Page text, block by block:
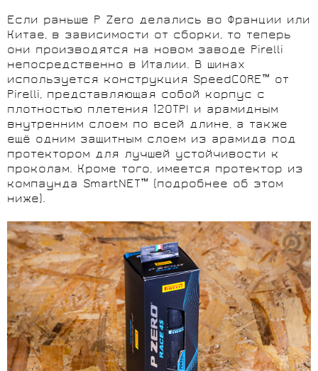
Если раньше P Zero делались во Франции или
Китае, в зависимости от сборки, то теперь
они производятся на новом заводе Pirelli
непосредственно в Италии. В шинах
используется конструкция SpeedCORE™ от
Pirelli, представляющая собой корпус с
плотностью плетения 120TPI и арамидным
внутренним слоем по всей длине, а также
ещё одним защитным слоем из арамида под
протектором для лучшей устойчивости к
проколам. Кроме того, имеется протектор из
компаунда SmartNET™ (подробнее об этом
ниже).